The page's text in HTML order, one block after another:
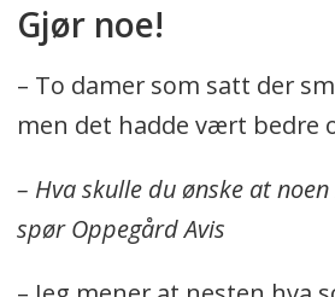
Gjør noe!
– To damer som satt der
men det hadde vært bedre
– Hva skulle du ønske at
spør Oppegård Avis